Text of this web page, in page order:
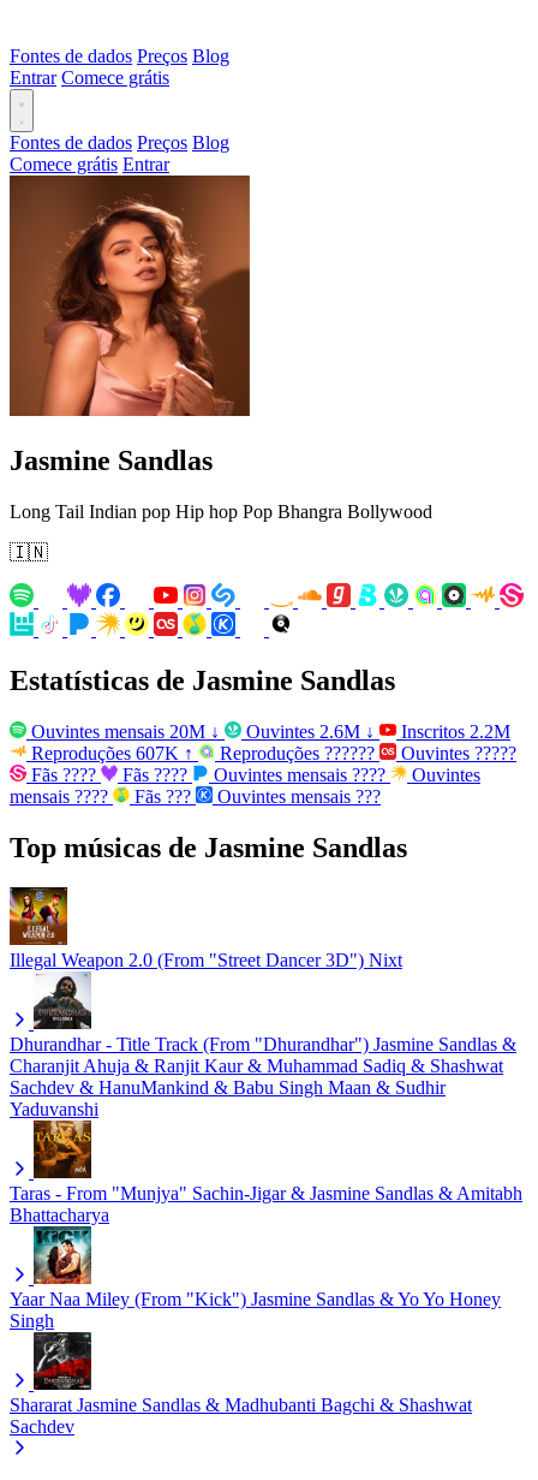
Fontes de dados Preços Blog
Entrar Comece grátis
Fontes de dados Preços Blog
Comece grátis Entrar
Jasmine Sandlas
Long Tail Indian pop Hip hop Pop Bhangra Bollywood
🇮🇳
Estatísticas de Jasmine Sandlas
Ouvintes mensais 20M ↓ Ouvintes 2.6M ↓ Inscritos 2.2M
Reproduções 607K ↑ Reproduções ?????? Ouvintes ?????
Fãs ???? Fãs ???? Ouvintes mensais ????
Ouvintes
mensais ???? Fãs ??? Ouvintes mensais ???
Top músicas de Jasmine Sandlas
Illegal Weapon 2.0 (From "Street Dancer 3D") Nixt
Dhurandhar - Title Track (From "Dhurandhar") Jasmine Sandlas &
Charanjit Ahuja & Ranjit Kaur & Muhammad Sadiq & Shashwat
Sachdev & HanuMankind & Babu Singh Maan & Sudhir
Yaduvanshi
Taras - From "Munjya" Sachin-Jigar & Jasmine Sandlas & Amitabh
Bhattacharya
Yaar Naa Miley (From "Kick") Jasmine Sandlas & Yo Yo Honey
Singh
Shararat Jasmine Sandlas & Madhubanti Bagchi & Shashwat
Sachdev